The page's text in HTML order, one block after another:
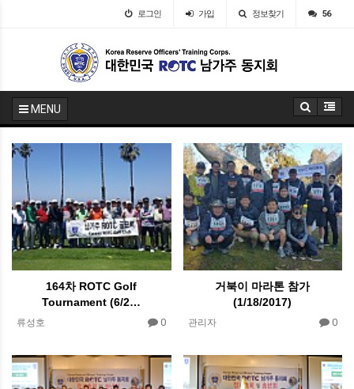
로그인 가입 정보찾기 56
MENU
164차 ROTC Golf
Tournament (6/2…
류성호 0
거북이 마라톤 참가
(1/18/2017)
관리자 0